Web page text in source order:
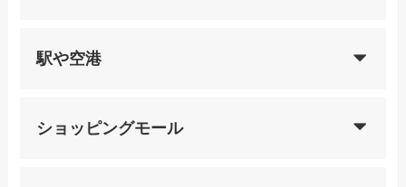
駅や空港
ショッピングモール